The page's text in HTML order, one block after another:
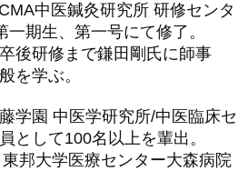
中医鍼灸研究所 研修センタ
期生、第一号にて修了。
後研修まで鎌田剛氏に師事
を学ぶ。
学園 中医学研究所/中医臨床セ
として100名以上を輩出。
邦大学医療センター大森病院